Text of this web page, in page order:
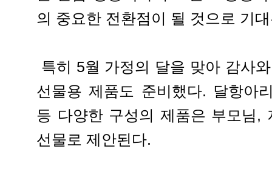
의 중요한 전환점이 될 것으로 기
특히 5월 가정의 달을 맞아 감사
선물용 제품도 준비했다. 달항아
등 다양한 구성의 제품은 부모님,
선물로 제안된다.